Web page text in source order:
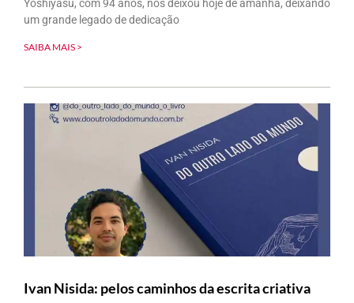
Yoshiyasu, com 94 anos, nos deixou hoje de amanhã, deixando
um grande legado de dedicação
SAIBA MAIS >
Ivan Nisida: pelos caminhos da escrita criativa